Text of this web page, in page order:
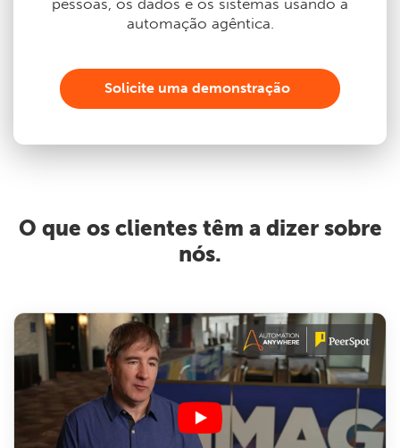
automação agêntica.
Solicite uma demonstração
O que os clientes têm a dizer sobre
nós.